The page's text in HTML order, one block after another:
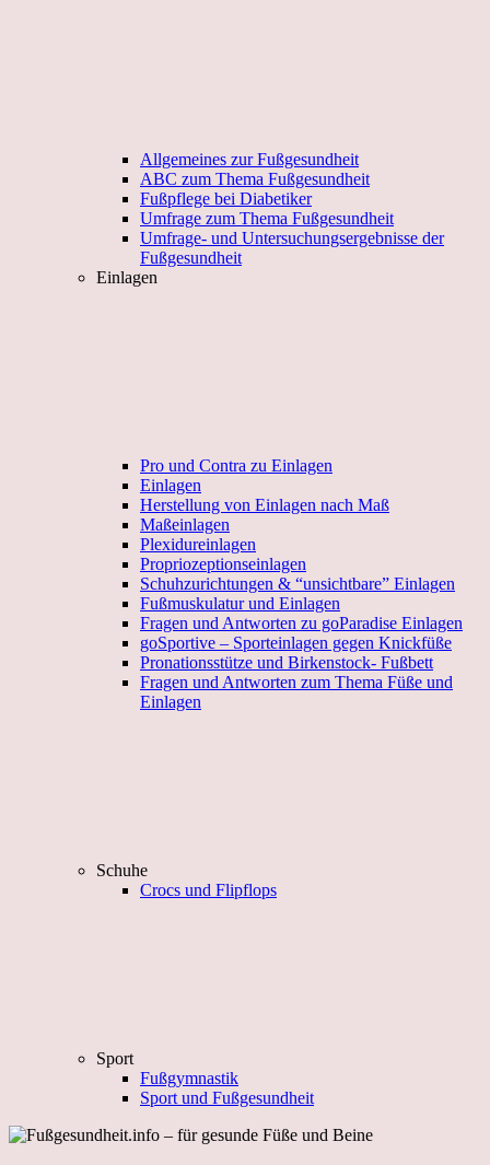
Allgemeines zur Fußgesundheit
ABC zum Thema Fußgesundheit
Fußpflege bei Diabetiker
Umfrage zum Thema Fußgesundheit
Umfrage- und Untersuchungsergebnisse der
Fußgesundheit
Einlagen
Pro und Contra zu Einlagen
Einlagen
Herstellung von Einlagen nach Maß
Maßeinlagen
Plexidureinlagen
Propriozeptionseinlagen
Schuhzurichtungen & “unsichtbare” Einlagen
Fußmuskulatur und Einlagen
Fragen und Antworten zu goParadise Einlagen
goSportive – Sporteinlagen gegen Knickfüße
Pronationsstütze und Birkenstock- Fußbett
Fragen und Antworten zum Thema Füße und
Einlagen
Schuhe
Crocs und Flipflops
Sport
Fußgymnastik
Sport und Fußgesundheit